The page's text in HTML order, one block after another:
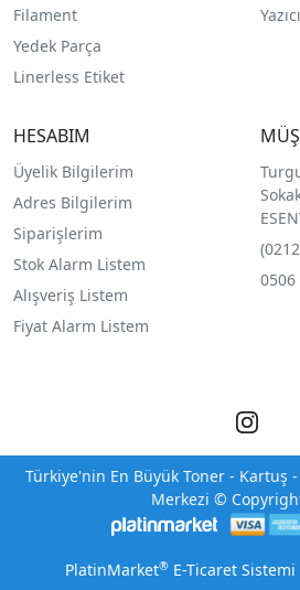
Filament
Yedek Parça
Linerless Etiket
HESABIM
Üyelik Bilgilerim
Adres Bilgilerim
Siparişlerim
Stok Alarm Listem
Alışveriş Listem
Fiyat Alarm Listem
0506
Türkiye'nin En Büyük Toner - Kartuş
Merkezi ©
PlatinMarket®E-Ticaret Sistemi